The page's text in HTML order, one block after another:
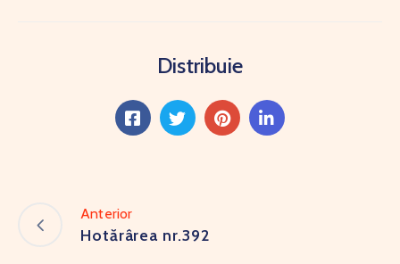
Distribuie
Anterior
Hotărârea nr.392